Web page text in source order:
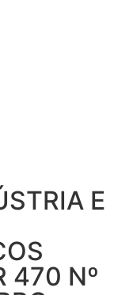
E
470 Nº